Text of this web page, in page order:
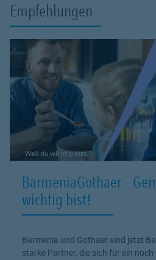
Empfehlungen
BarmeniaGothaer –
wichtig bist!
Barmenia und Gothaer sind jetzt
starke Partner, die sich für ein